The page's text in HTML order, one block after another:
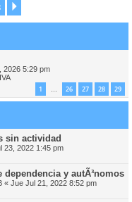
2026 5:29 pm
1 … 26 27 28 29
sin actividad
23, 2022 1:45 pm
dependencia y autÃ³nomos
« Jue Jul 21, 2022 8:52 pm